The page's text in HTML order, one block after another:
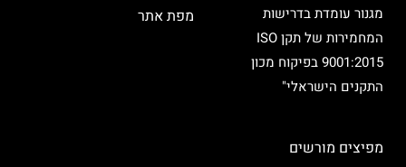
מגנור עומדת בדרישות
המחמירות של תקן ISO
9001:2015 בפיקוח מכון
התקנים הישראלי"
מפת אתר
מפיצים מורשים